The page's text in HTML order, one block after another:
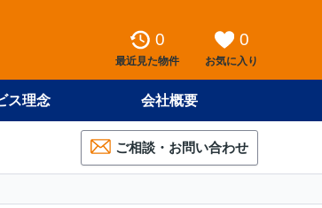
0
最近見た物件
0
お気に入り
ス理念 会社概要
ご相談・お問い合わせ